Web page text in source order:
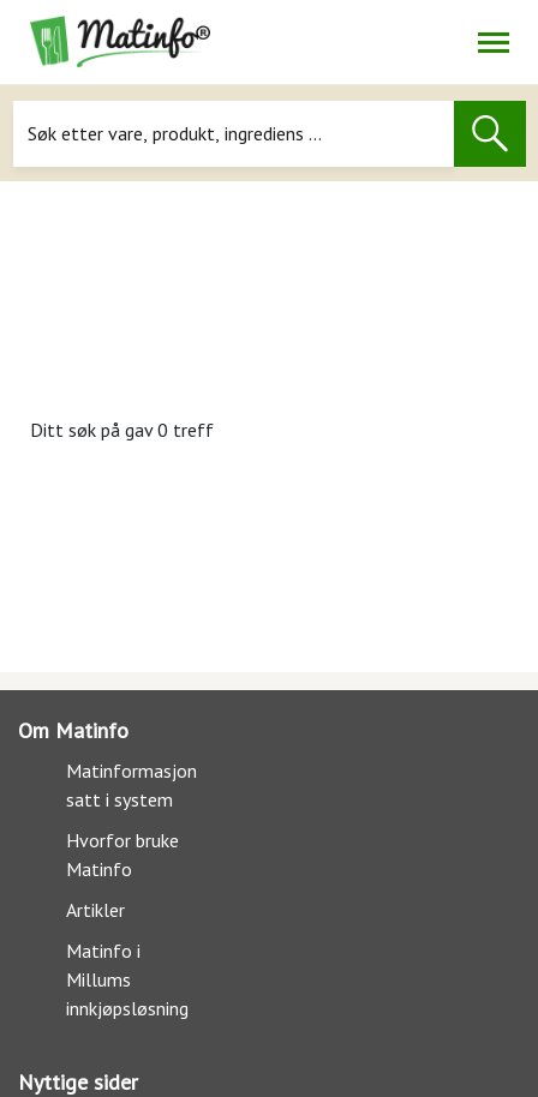
Navigasjon
Ditt søk på gav 0 treff
Om Matinfo
Matinformasjon
satt i system
Hvorfor bruke
Matinfo
Artikler
Matinfo i
Millums
innkjøpsløsning
Nyttige sider